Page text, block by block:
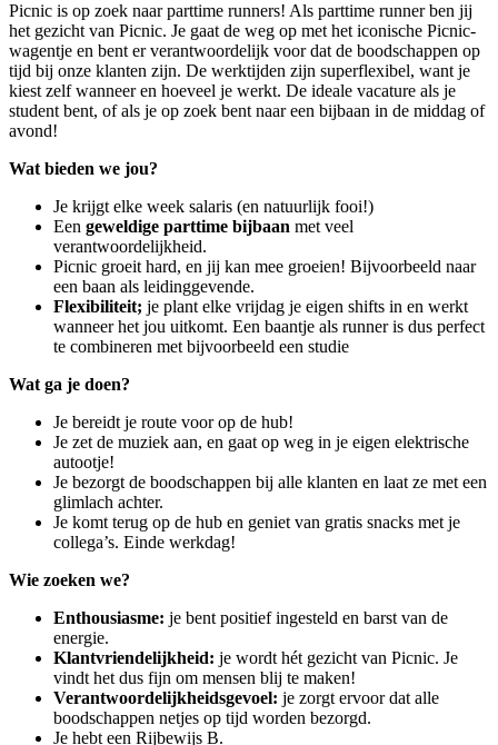
Picnic is op zoek naar parttime runners! Als parttime runner ben jij
het gezicht van Picnic. Je gaat de weg op met het iconische Picnic-
wagentje en bent er verantwoordelijk voor dat de boodschappen op
tijd bij onze klanten zijn. De werktijden zijn superflexibel, want je
kiest zelf wanneer en hoeveel je werkt. De ideale vacature als je
student bent, of als je op zoek bent naar een bijbaan in de middag of
avond!
Wat bieden we jou?
Je krijgt elke week salaris (en natuurlijk fooi!)
Een geweldige parttime bijbaan met veel
verantwoordelijkheid.
Picnic groeit hard, en jij kan mee groeien! Bijvoorbeeld naar
een baan als leidinggevende.
Flexibiliteit; je plant elke vrijdag je eigen shifts in en werkt
wanneer het jou uitkomt. Een baantje als runner is dus perfect
te combineren met bijvoorbeeld een studie
Wat ga je doen?
Je bereidt je route voor op de hub!
Je zet de muziek aan, en gaat op weg in je eigen elektrische
autootje!
Je bezorgt de boodschappen bij alle klanten en laat ze met een
glimlach achter.
Je komt terug op de hub en geniet van gratis snacks met je
collega’s. Einde werkdag!
Wie zoeken we?
Enthousiasme: je bent positief ingesteld en barst van de
energie.
Klantvriendelijkheid: je wordt hét gezicht van Picnic. Je
vindt het dus fijn om mensen blij te maken!
Verantwoordelijkheidsgevoel: je zorgt ervoor dat alle
boodschappen netjes op tijd worden bezorgd.
Je hebt een Rijbewijs B.